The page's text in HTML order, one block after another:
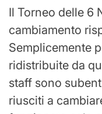
Il Torneo delle 6
cambiamento
Semplicemente
ridistribuite da
staff sono
riusciti a